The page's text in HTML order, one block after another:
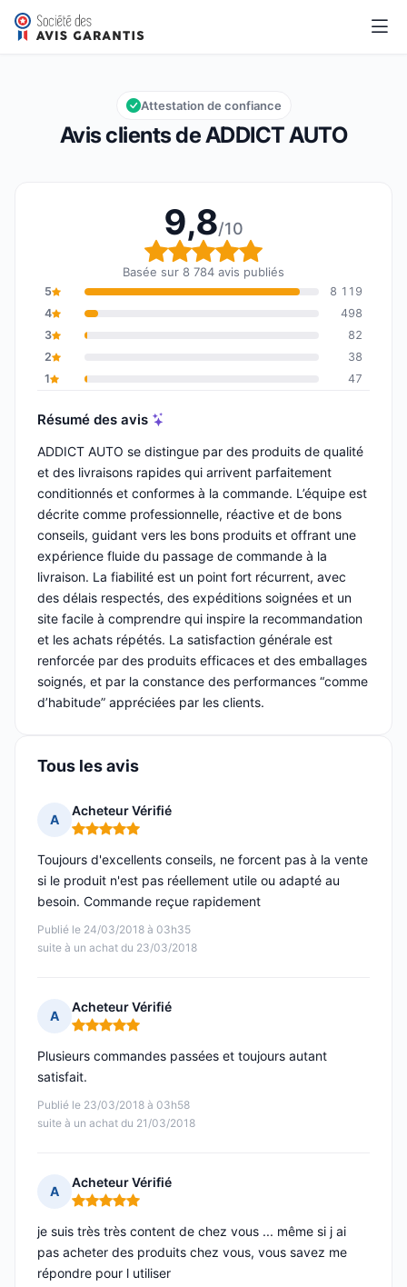
ADDICT AUTO
Note globale : 9,8 sur 10
9,8/10
Avis clients de ADDICT AUTO
Attestation de confiance
9,8/10
Note globale : 9,8 sur
Basée sur 8 784 avis publiés
5
8 119
4
498
3
82
2
38
1
47
Résumé des avis
ADDICT AUTO se distingue par des produits de qualité
et des livraisons rapides qui arrivent parfaitement
conditionnés et conformes à la commande. L’équipe est
décrite comme professionnelle, réactive et de bons
conseils, guidant vers les bons produits et offrant une
expérience fluide du passage de commande à la
livraison. La fiabilité est un point fort récurrent, avec
des délais respectés, des expéditions soignées et un
site facile à comprendre qui inspire la recommandation
et les achats répétés. La satisfaction générale est
renforcée par des produits efficaces et des emballages
soignés, et par la constance des performances “comme
d’habitude” appréciées par les clients.
Tous les avis
A
Acheteur Vérifié
Note : 5 sur 5
Publié le 24/03/2018 à 03h35
suite à un achat du 23/03/2018
Toujours d'excellents conseils, ne forcent pas à la vente
si le produit n'est pas réellement utile ou adapté au
besoin. Commande reçue rapidement
A
Acheteur Vérifié
Note : 5 sur 5
Publié le 23/03/2018 à 03h58
suite à un achat du 21/03/2018
Plusieurs commandes passées et toujours autant
satisfait.
A
Acheteur Vérifié
Note : 5 sur 5
je suis très très content de chez vous ... même si j ai
pas acheter des produits chez vous, vous savez me
répondre pour l utiliser